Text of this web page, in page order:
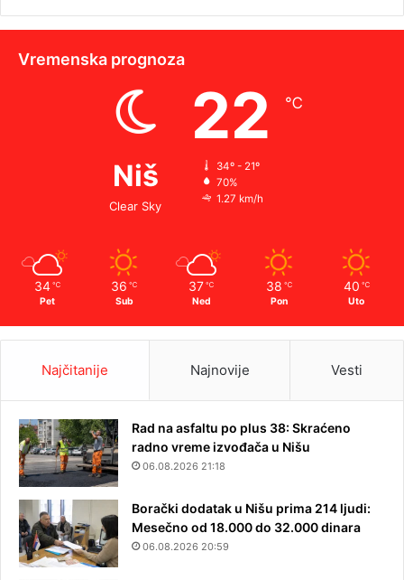
Vremenska prognoza
Niš
Clear Sky
22 ℃
34º - 21º
70%
1.27 km/h
34 ℃
Pet
36 ℃
Sub
37 ℃
Ned
38 ℃
Pon
40 ℃
Uto
Najčitanije Najnovije Vesti
Rad na asfaltu po plus 38: Skraćeno
radno vreme izvođača u Nišu
06.08.2026 21:18
Borački dodatak u Nišu prima 214 ljudi:
Mesečno od 18.000 do 32.000 dinara
06.08.2026 20:59